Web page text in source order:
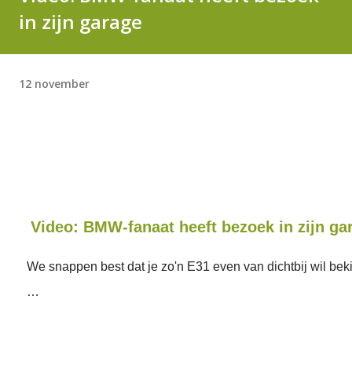
in zijn garage
12 november
Video: BMW-fanaat heeft bezoek in zijn
We snappen best dat je zo'n E31 even van dichtbij wil
…